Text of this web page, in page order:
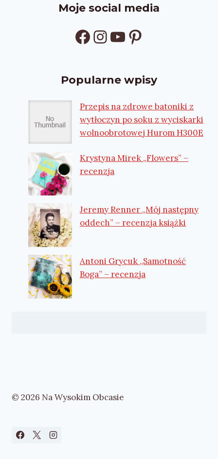
Moje social media
Facebook
Instagram
YouTube
Pinterest
Popularne wpisy
Przepis na zdrowe batoniki z
wytłoczyn po soku z wyciskarki
wolnoobrotowej Hurom H300E
Krystyna Mirek „Flowers” –
recenzja
Jeremy Renner „Mój następny
oddech” – recenzja książki
Antoni Grycuk „Samotność
Boga” – recenzja
© 2026 Na Wysokim Obcasie